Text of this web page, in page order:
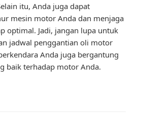
itu, Anda juga dapat
mesin motor Anda dan menjaga
optimal. Jadi, jangan lupa untuk
jadwal penggantian oli motor
Anda juga bergantung
baik terhadap motor Anda.